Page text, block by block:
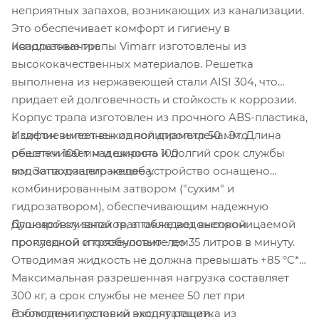
неприятных запахов, возникающих из канализации.
Это обеспечивает комфорт и гигиену в
использовании.
Квадратные трапы Vimarr изготовлены из
высококачественных материалов. Решетка
выполнена из нержавеющей стали AISI 304, что
придает ей долговечность и стойкость к коррозии.
Корпус трапа изготовлен из прочного ABS-пластика,
а сифон выполнен из полипропилена. Это
обеспечивает надежность и долгий срок службы
водоотводящего желоба.
Изделие имеет выходной диаметр 50 мм. Длина
решетки 100 мм и ширина 100
мм. Запахозапирающее устройство оснащено
комбинированным затвором ("сухим" и
гидрозатвором), обеспечивающим надежную
блокировку запахов, а также водонепроницаемой
прокладкой и грязеуловителем.
Душевой сливной трап обладает высокой
пропускной способностью - до 35 литров в минуту.
Отводимая жидкость не должна превышать +85 °C*.
Максимальная разрешенная нагрузка составляет
300 кг, а срок службы не менее 50 лет при
соблюдении условий эксплуатации.
В комплект поставки входят решетка из